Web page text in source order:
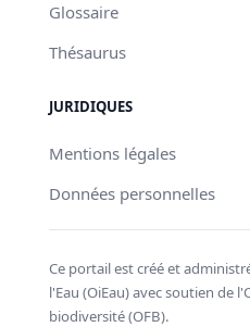
Glossaire
Thésaurus
JURIDIQUES
Mentions légales
Données personnelles
Ce portail est créé et
l'Eau (OiEau) avec soutien de
biodiversité (OFB).